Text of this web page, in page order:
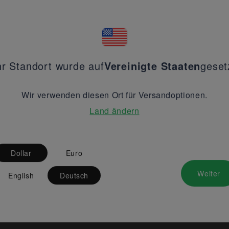
Standort wurde aufVereinigte Staaten
Wir verwenden diesen Ort für Versandoptionen.
Land ändern
Dollar Euro
English Deutsch Weiter